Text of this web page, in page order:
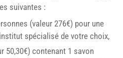
suivantes :
(valeur 276€) pour une
spécialisé de votre choix,
50,30€) contenant 1 savon